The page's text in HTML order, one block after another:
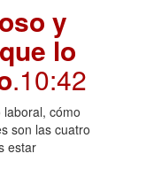
y
lo
.10:42
cómo
son las cuatro
estar